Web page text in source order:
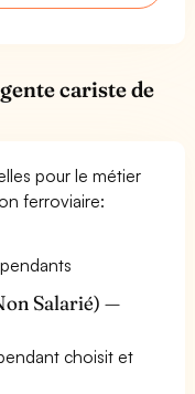
cariste de
pour le métier
ferroviaire:
Salarié) —
choisit et